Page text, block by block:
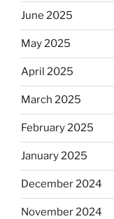
June 2025
May 2025
April 2025
March 2025
February 2025
January 2025
December 2024
November 2024